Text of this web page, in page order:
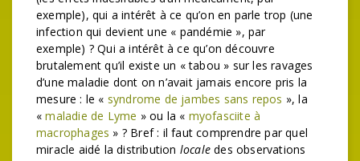
exemple), qui a intérêt à ce qu’on en parle trop (une
infection qui devient une « pandémie », par
exemple) ? Qui a intérêt à ce qu’on découvre
brutalement qu’il existe un « tabou » sur les ravages
d’une maladie dont on n’avait jamais encore pris la
mesure : le « syndrome de jambes sans repos », la
«maladie de Lyme » ou la « myofasciite à
macrophages » ? Bref : il faut comprendre par quel
miracle aidé la distribution locale des observations